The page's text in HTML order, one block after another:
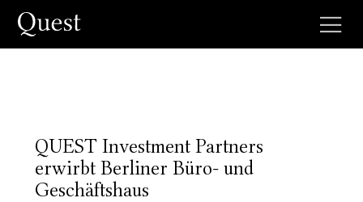
QUEST Investment Partners
erwirbt Berliner Büro- und
Geschäftshaus